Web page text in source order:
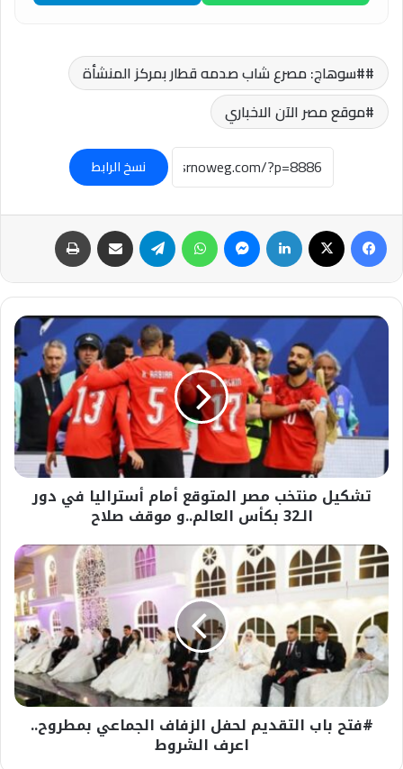
#سوهاج: مصرع شاب صدمه قطار بمركز المنشأة
موقع مصر الآن الاخباري
نسخ الرابط
فيسبوك لينكدإن ماسنجر واتساب تيلقرام مشاركة عبر البريد
تشكيل
منتخب
المتوقع
أمام
أستراليا
في
دور
الـ32
بكأس
صلاح
تشكيل منتخب مصر المتوقع أمام أستراليا في دور
الـ32 بكأس العالم..و موقف صلاح
#فتح
باب
التقديم
لحفل
الزفاف
الجماعي
بمطروح..
اعرف
الشروط
#فتح باب التقديم لحفل الزفاف الجماعي بمطروح..
اعرف الشروط